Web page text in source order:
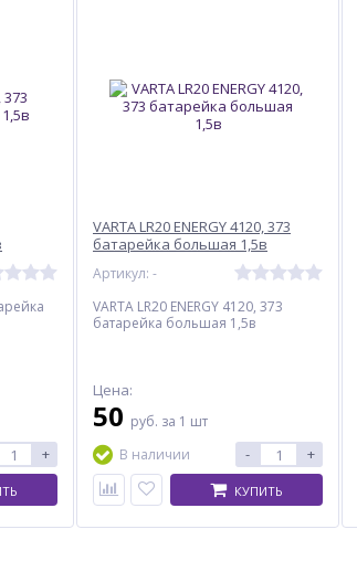
+
VARTA LR20 ENERGY 4120, 373
батарейка большая 1,5в
Артикул: -
VARTA LR20 ENERGY 4120, 373
батарейка большая 1,5в
Цена:
50 руб. за 1 шт
В наличии
- +
КУПИТЬ